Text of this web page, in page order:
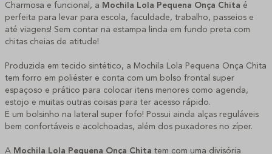
Charmosa e funcional, a Mochila Lola Pequena Onça Chita é
perfeita para levar para escola, faculdade, trabalho, passeios e
até viagens! Sem contar na estampa linda em fundo preta com
chitas cheias de atitude!
Produzida em tecido sintético, a Mochila Lola Pequena Onça Chita
tem forro em poliéster e conta com um bolso frontal super
espaçoso e prático para colocar itens menores como agenda,
estojo e muitas outras coisas para ter acesso rápido.
E um bolsinho na lateral super fofo! Possui ainda alças reguláveis
bem confortáveis e acolchoadas, além dos puxadores no zíper.
A Mochila Lola Pequena Onça Chita tem com uma divisória